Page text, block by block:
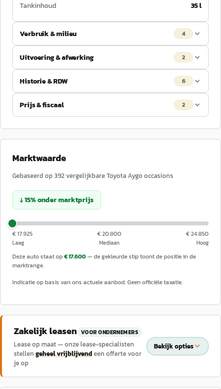
Tankinhoud
35 l
Verbruik & milieu 4
Uitvoering & afwerking 2
Historie & RDW 6
Prijs & fiscaal 2
Marktwaarde
Gebaseerd op 392 vergelijkbareToyotaAygo occasions
↓15%ondermarktprijs
€ 17.925
Laag
€ 20.800
Mediaan
€ 24.850
Hoog
Deze auto staat op€ 17.600— de gekleurde stip toont de positie in de
marktrange.
Indicatie op basis van ons actuele aanbod. Geen officiële taxatie.
Zakelijk leasen VOOR ONDERNEMERS
Lease op maat — onze lease-specialisten
stellen geheel vrijblijvendeen offerte voor
je op
Bekijk opties